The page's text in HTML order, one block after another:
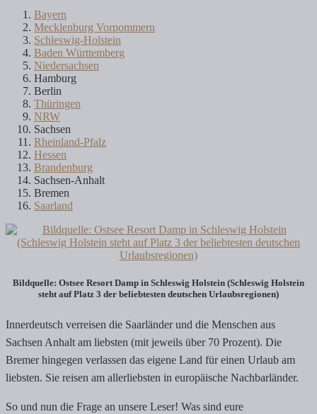
Bayern
Mecklenburg Vorpommern
Schleswig-Holstein
Baden Württemberg
Niedersachsen
Hamburg
Berlin
Thüringen
NRW
Sachsen
Rheinland-Pfalz
Hessen
Brandenburg
Sachsen-Anhalt
Bremen
Saarland
Bildquelle: Ostsee Resort Damp in Schleswig Holstein (Schleswig Holstein
steht auf Platz 3 der beliebtesten deutschen Urlaubsregionen)
Innerdeutsch verreisen die Saarländer und die Menschen aus
Sachsen Anhalt am liebsten (mit jeweils über 70 Prozent). Die
Bremer hingegen verlassen das eigene Land für einen Urlaub am
liebsten. Sie reisen am allerliebsten in europäische Nachbarländer.
So und nun die Frage an unsere Leser! Was sind eure